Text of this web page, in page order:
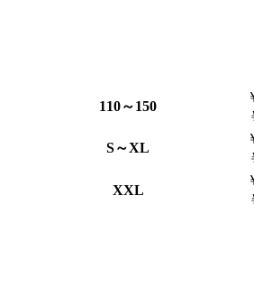
110～150
S～XL
XXL